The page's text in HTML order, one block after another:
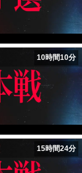
10時間10分
15時間24分